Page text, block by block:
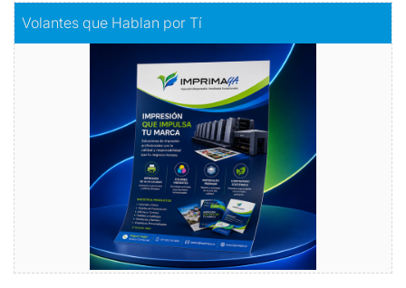
Volantes que Hablan por Tí
Volantes con Amor
Comprar
Comprar